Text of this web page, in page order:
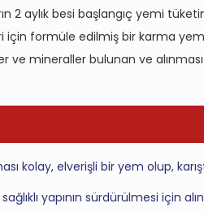
2 aylık besi başlangıç yemi
için formüle edilmiş bir karma
ve mineraller bulunan ve
kolay, elverişli bir yem olup,
sağlıklı yapının sürdürülmesi için